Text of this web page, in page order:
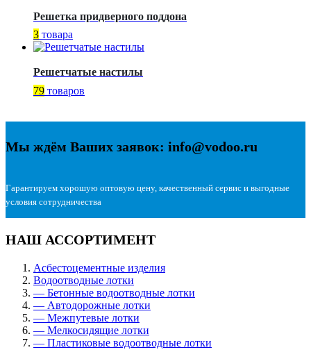
Решетка придверного поддона
3 товара
Решетчатые настилы
79 товаров
Мы ждём Ваших заявок: info@vodoo.ru
Гарантируем хорошую оптовую цену, качественный сервис и выгодные
условия сотрудничества
НАШ АССОРТИМЕНТ
Асбестоцементные изделия
Водоотводные лотки
— Бетонные водоотводные лотки
— Автодорожные лотки
— Межпутевые лотки
— Мелкосидящие лотки
— Пластиковые водоотводные лотки